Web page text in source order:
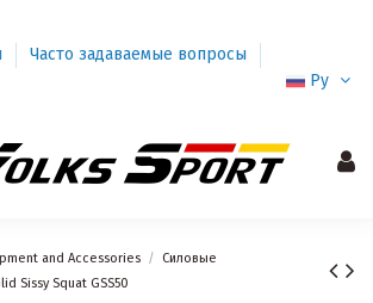
Часто задаваемые вопросы
Ру
and Accessories
Силовые
Sissy Squat GSS50